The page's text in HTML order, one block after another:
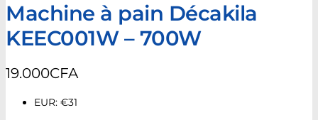
Machine à pain Décakila
KEEC001W – 700W
19.000CFA
EUR: €31